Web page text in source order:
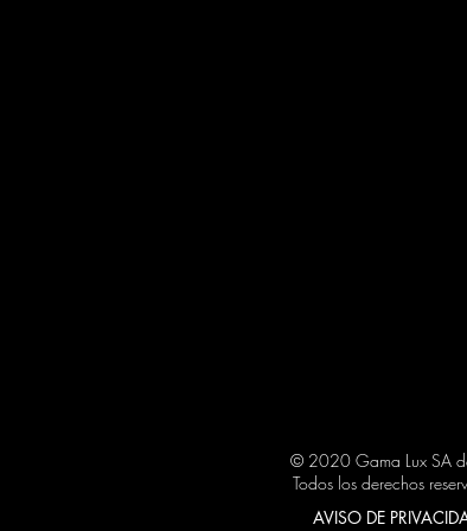
© 2020 Gama Lux SA
Todos los derechos
AVISO DE